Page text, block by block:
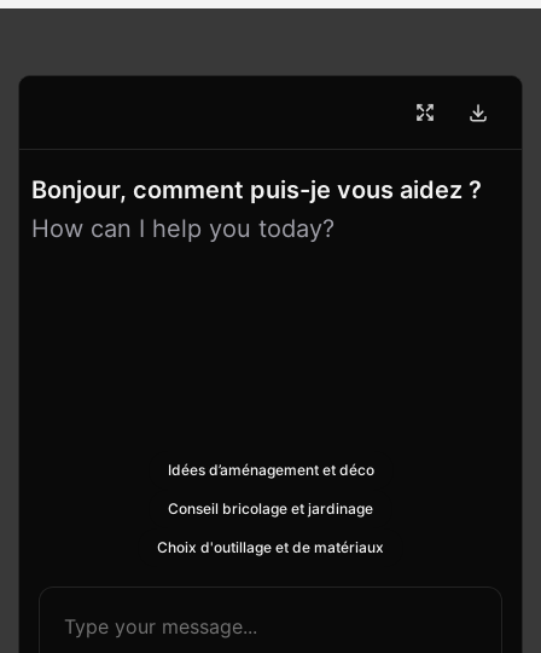
Bonjour, comment puis-je vous aidez ?
How can I help you today?
Idées d’aménagement et déco
Conseil bricolage et jardinage
Choix d'outillage et de matériaux